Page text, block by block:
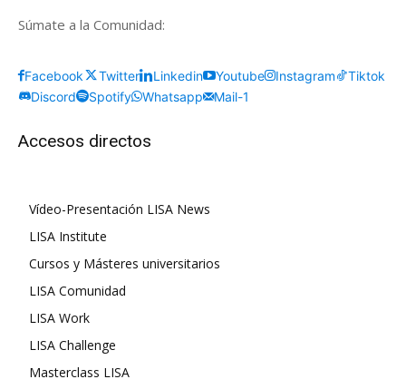
Súmate a la Comunidad:
Facebook Twitter Linkedin Youtube Instagram
Tiktok
Discord
Spotify Whatsapp Mail-1
Accesos directos
Vídeo-Presentación LISA News
LISA Institute
Cursos y Másteres universitarios
LISA Comunidad
LISA Work
LISA Challenge
Masterclass LISA